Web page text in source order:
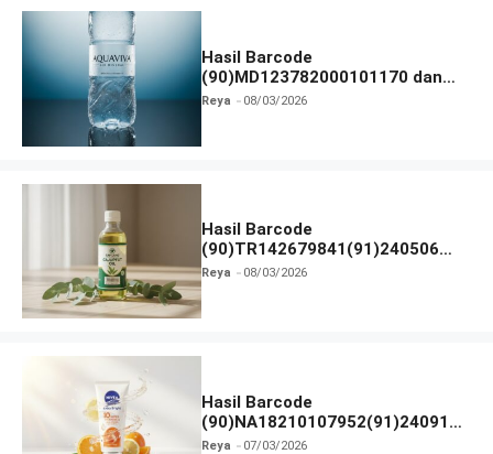
Hasil Barcode
(90)MD123782000101170 dan
Izin BPOM
Reya 08/03/2026
Hasil Barcode
(90)TR142679841(91)240506
dan Izin BPOM
Reya 08/03/2026
Hasil Barcode
(90)NA18210107952(91)240912
dan Izin BPOM
Reya 07/03/2026